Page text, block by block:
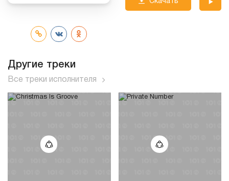
Скачать
Другие треки
Все треки исполнителя